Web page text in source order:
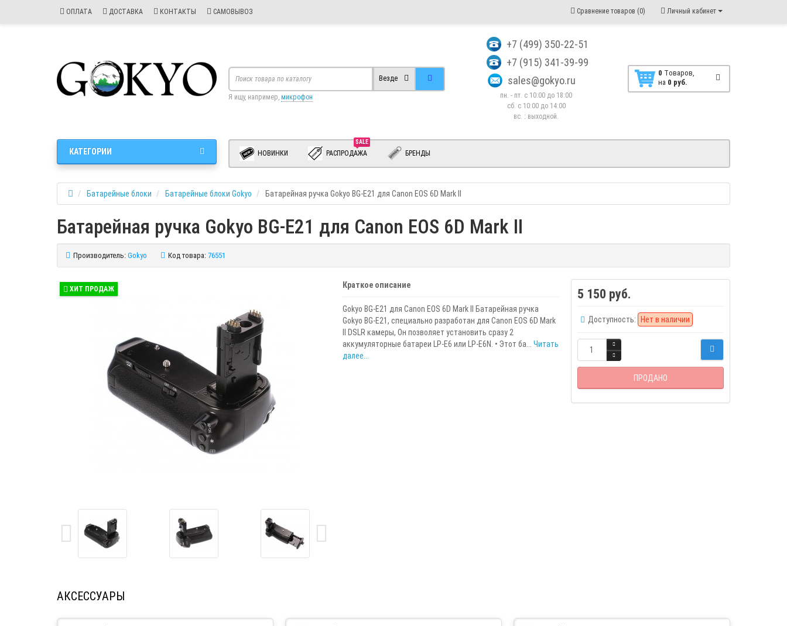
ОПЛАТА ДОСТАВКА КОНТАКТЫ САМОВЫВОЗ Личный кабинет
Сравнение товаров (0)
+7 (499) 350-22-51
+7 (915) 341-39-99
sales@gokyo.ru
пн. - пт. с 10:00 до 18:00
сб. c 10:00 до 14:00
вс. : выходной.
0 Tоваров,
на 0 руб.
Везде
Я ищу, например, микрофон
НОВИНКИ
SALE
РАСПРОДАЖА БРЕНДЫ
КАТЕГОРИИ
Батарейные блоки Батарейные блоки Gokyo Батарейная ручка Gokyo BG-E21 для Canon EOS 6D Mark II
Батарейная ручка Gokyo BG-E21 для Canon EOS 6D Mark II
Производитель: Gokyo Код товара: 76551
ХИТ ПРОДАЖ Краткое описание
Gokyo BG-E21 для Canon EOS 6D Mark II Батарейная ручка
Gokyo BG-E21, специально разработан для Canon EOS 6D Mark
II DSLR камеры, Он позволяет установить сразу 2
аккумуляторные батареи LP-E6 или LP-E6N. • Этот ба... Читать
далее...
5 150 руб.
Доступность: Нет в наличии
ПРОДАНО
АКСЕССУАРЫ